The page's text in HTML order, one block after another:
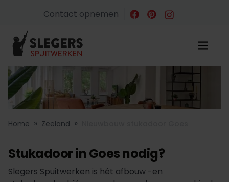
Contact opnemen
Home » Zeeland »
Stukadoor in Goes nodig?
Slegers Spuitwerken is hét afbouw -en